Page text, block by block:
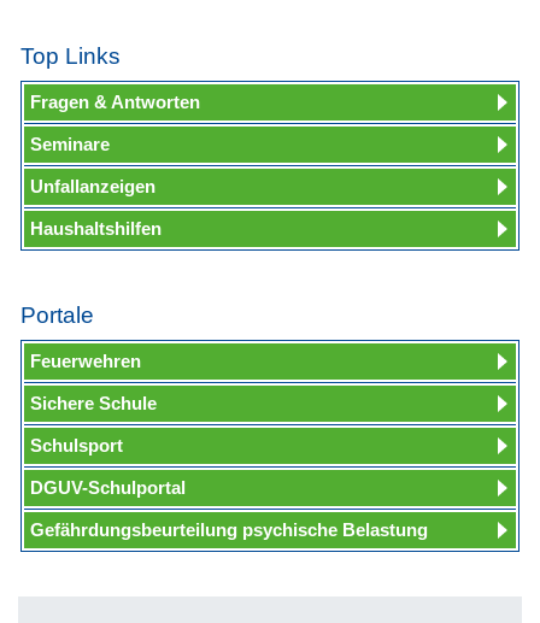
Top Links
Fragen & Antworten
Seminare
Unfallanzeigen
Haushaltshilfen
Portale
Feuerwehren
Sichere Schule
Schulsport
DGUV-Schulportal
Gefährdungsbeurteilung psychische Belastung